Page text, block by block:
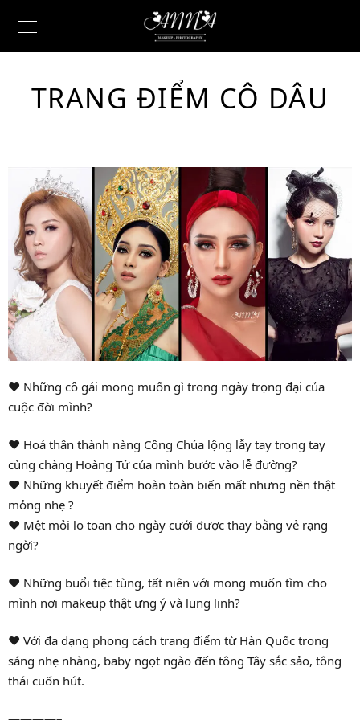
TRANG ĐIỂM CÔ DÂU
❤️ Những cô gái mong muốn gì trong ngày trọng đại của
cuộc đời mình?
❤️ Hoá thân thành nàng Công Chúa lộng lẫy tay trong tay
cùng chàng Hoàng Tử của mình bước vào lễ đường?
❤️ Những khuyết điểm hoàn toàn biến mất nhưng nền thật
mỏng nhẹ ?
❤️ Mệt mỏi lo toan cho ngày cưới được thay bằng vẻ rạng
ngời?
❤️ Những buổi tiệc tùng, tất niên với mong muốn tìm cho
mình nơi makeup thật ưng ý và lung linh?
❤️ Với đa dạng phong cách trang điểm từ Hàn Quốc trong
sáng nhẹ nhàng, baby ngọt ngào đến tông Tây sắc sảo, tông
thái cuốn hút.